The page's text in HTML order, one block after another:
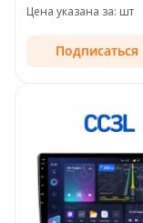
Цена указана за: шт
Подписаться